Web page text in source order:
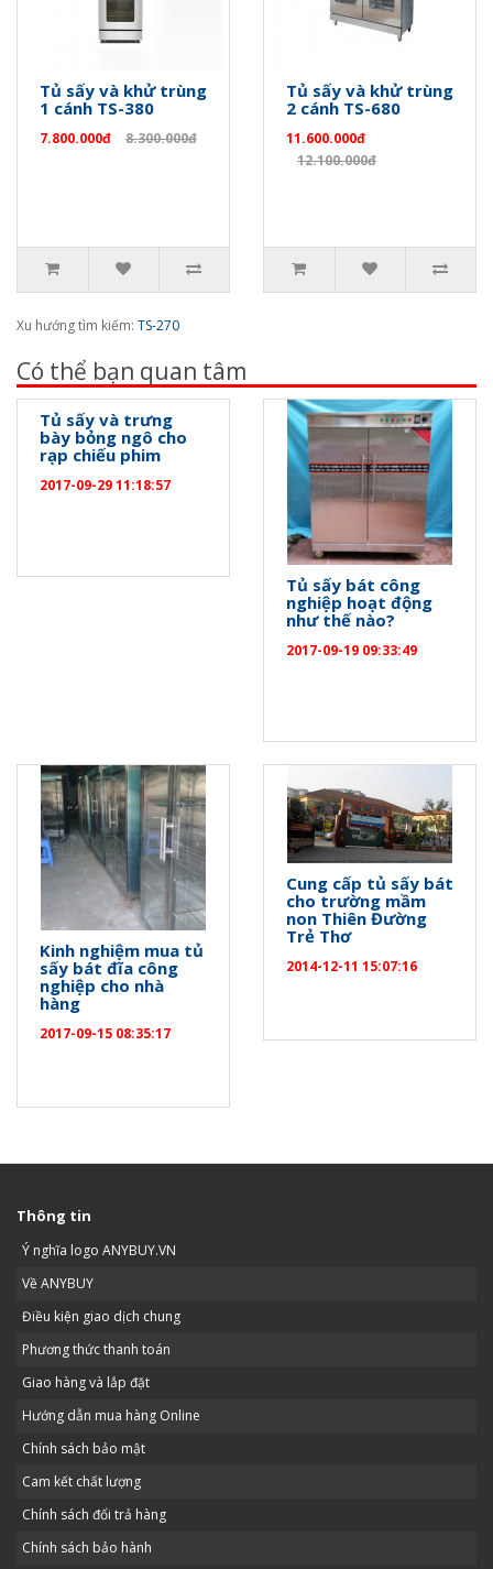
Tủ sấy và khử trùng
1 cánh TS-380
7.800.000đ 8.300.000đ
Tủ sấy và khử trùng
2 cánh TS-680
11.600.000đ
12.100.000đ
Xu hướng tìm kiếm: TS-270
Có thể bạn quan tâm
Tủ sấy và trưng
bày bỏng ngô cho
rạp chiếu phim
2017-09-29 11:18:57
Tủ sấy bát công
nghiệp hoạt động
như thế nào?
2017-09-19 09:33:49
Kinh nghiệm mua tủ
sấy bát đĩa công
nghiệp cho nhà
hàng
2017-09-15 08:35:17
Cung cấp tủ sấy bát
cho trường mầm
non Thiên Đường
Trẻ Thơ
2014-12-11 15:07:16
Thông tin
Ý nghĩa logo ANYBUY.VN
Về ANYBUY
Điều kiện giao dịch chung
Phương thức thanh toán
Giao hàng và lắp đặt
Hướng dẫn mua hàng Online
Chính sách bảo mật
Cam kết chất lượng
Chính sách đổi trả hàng
Chính sách bảo hành